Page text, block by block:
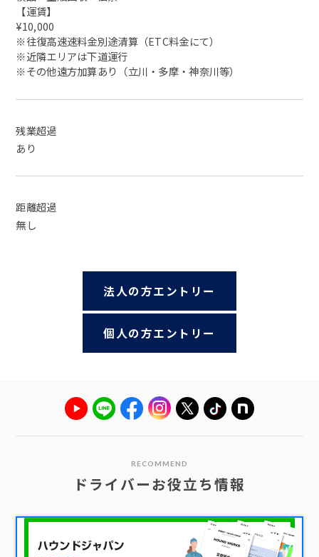
【運賃】
¥10,000
※往復高速速料金別途清算（ETC料金にて）
※近隣エリアは下道運行
※その他遠方加算あり（立川・多摩・神奈川等）
残業超過
あり
距離超過
無し
法人の方エントリー
個人の方エントリー
RECOMMEND
ドライバーお役立ち情報